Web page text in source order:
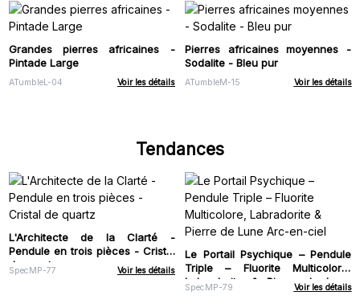
Grandes pierres africaines -
Pintade Large
ATumbleL-04 Voir les détails
Pierres africaines moyennes -
Sodalite - Bleu pur
ATumbleM-15 Voir les détails
Tendances
L'Architecte de la Clarté -
Pendule en trois pièces - Cristal
de quartz
SpecMP-77 Voir les détails
Le Portail Psychique – Pendule
Triple – Fluorite Multicolore,
Labradorite & Pierre de Lune
Arc-en-ciel
SpecMP-79 Voir les détails